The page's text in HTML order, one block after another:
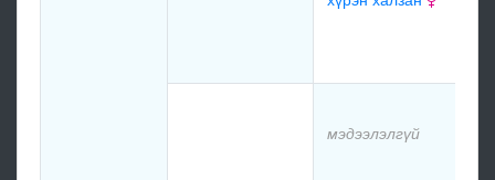
мэдээлэлгүй